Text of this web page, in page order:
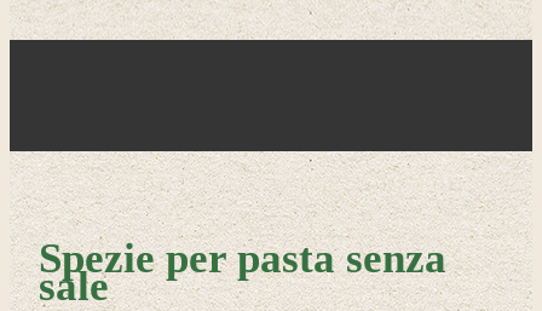
Spezie per pasta senza
sale